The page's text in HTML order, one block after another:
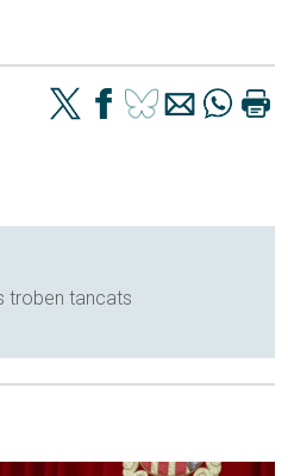
troben tancats